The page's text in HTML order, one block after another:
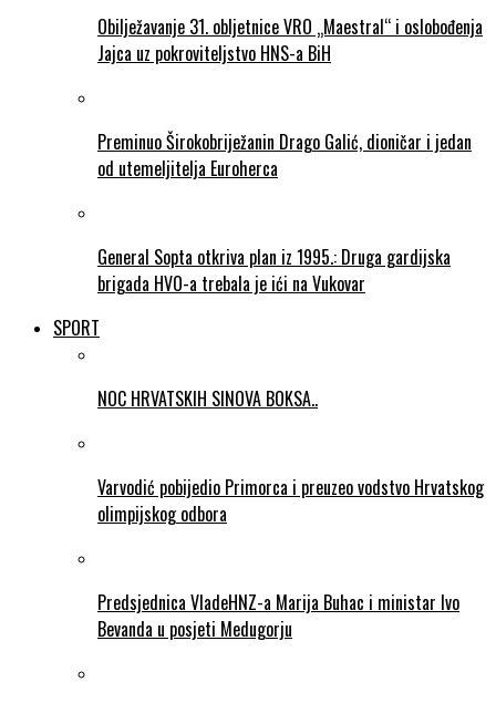
Obilježavanje 31. obljetnice VRO „Maestral“ i oslobođenja
Jajca uz pokroviteljstvo HNS-a BiH
Preminuo Širokobriježanin Drago Galić, dioničar i jedan
od utemeljitelja Euroherca
General Sopta otkriva plan iz 1995.: Druga gardijska
brigada HVO-a trebala je ići na Vukovar
SPORT
NOC HRVATSKIH SINOVA BOKSA..
Varvodić pobijedio Primorca i preuzeo vodstvo Hrvatskog
olimpijskog odbora
Predsjednica VladeHNZ-a Marija Buhac i ministar Ivo
Bevanda u posjeti Medugorju